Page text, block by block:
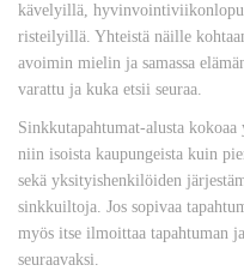
kävelyillä,
risteilyillä. Yhteistä näille
avoimin mielin ja samassa
varattu ja kuka etsii seuraa.
Sinkkutapahtumat-alusta
niin isoista kaupungeista kuin
sekä yksityishenkilöiden
sinkkuiltoja. Jos sopivaa
myös itse ilmoittaa tapahtuman
seuraavaksi.